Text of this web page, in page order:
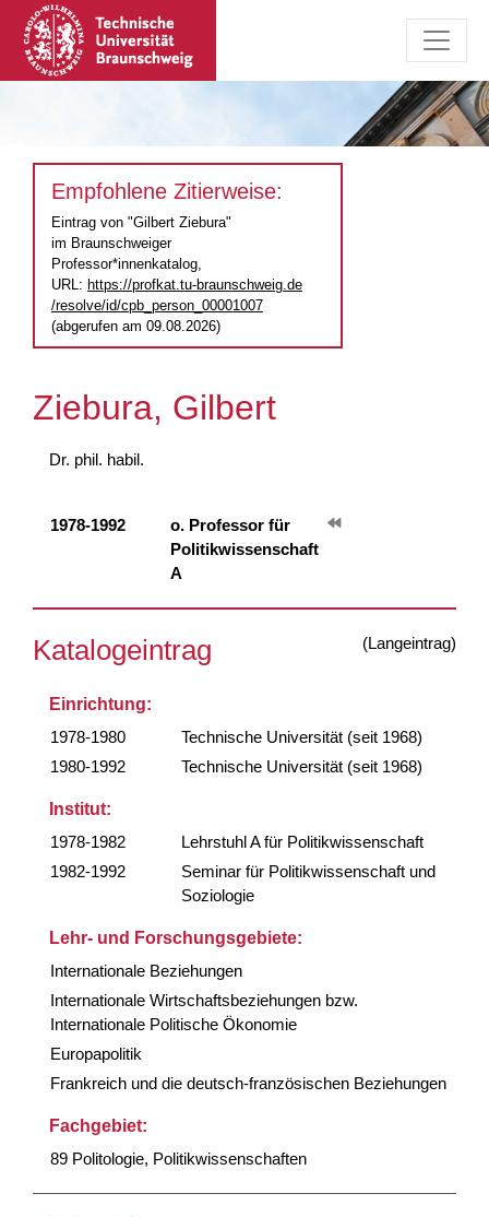
Empfohlene Zitierweise:
Eintrag von "Gilbert Ziebura"
im Braunschweiger
Professor*innenkatalog,
URL: https://profkat.tu-braunschweig.de
/resolve/id/cpb_person_00001007
(abgerufen am 09.08.2026)
Ziebura, Gilbert
Dr. phil. habil.
1978-1992
o. Professor für
Politikwissenschaft
A
(Langeintrag)
Katalogeintrag
Einrichtung:
1978-1980
Technische Universität (seit 1968)
1980-1992
Technische Universität (seit 1968)
Institut:
1978-1982
Lehrstuhl A für Politikwissenschaft
1982-1992
Seminar für Politikwissenschaft und
Soziologie
Lehr- und Forschungsgebiete:
Internationale Beziehungen
Internationale Wirtschaftsbeziehungen bzw.
Internationale Politische Ökonomie
Europapolitik
Frankreich und die deutsch-französischen Beziehungen
Fachgebiet:
89 Politologie, Politikwissenschaften